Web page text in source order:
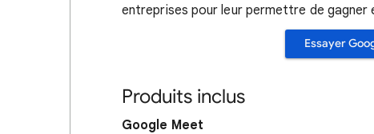
entreprises pour leur permettre de gagner
Essayer
Produits inclus
Google Meet